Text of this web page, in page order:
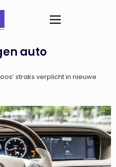
auto
straks verplicht in nieuwe